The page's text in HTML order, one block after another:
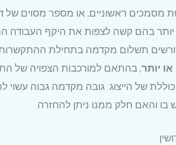
מסמכים ראשוניים, או מספר מסוים
בהם קשה לצפות את היקף העבודה
דורשים תשלום מקדמה בתחילת
, בהתאם למורכבות הצפויה של
של הייצוג. גובה מקדמה גבוה עשוי
בו והאם חלק ממנו ניתן להחזרה.